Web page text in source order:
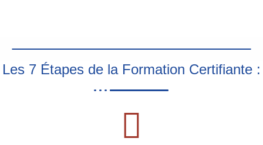
Les 7 Étapes de la Formation Certifiante :